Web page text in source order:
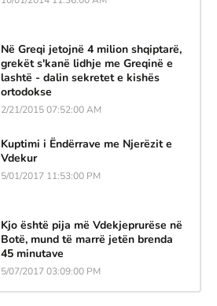
Në Greqi jetojnë 4 milion shqiptarë,
grekët s'kanë lidhje me Greqinë e
lashtë - dalin sekretet e kishës
ortodokse
2/21/2015 07:52:00 AM
Kuptimi i Ëndërrave me Njerëzit e
Vdekur
5/01/2017 11:53:00 PM
Kjo është pija më Vdekjeprurëse në
Botë, mund të marrë jetën brenda
45 minutave
5/07/2017 03:09:00 PM